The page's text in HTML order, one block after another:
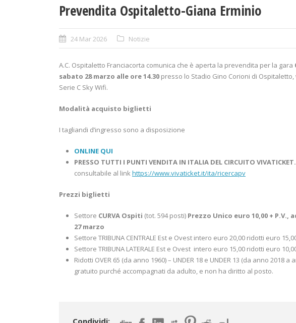
Prevendita Ospitaletto-Giana Erminio
24 Mar 2026 Notizie
A.C. Ospitaletto Franciacorta comunica che è aperta la prevendita per la gara
sabato 28 marzo alle ore 14.30 presso lo Stadio Gino Corioni di
Serie C Sky Wifi.
Modalità acquisto biglietti
I tagliandi d’ingresso sono a disposizione
ONLINE QUI
PRESSO TUTTI I PUNTI VENDITA IN ITALIA DEL CIRCUITO VIVATICKET.
consultabile al linkhttps://www.vivaticket.it/ita/ricercapv
Prezzi biglietti
Settore CURVA Ospiti (tot. 594 posti) Prezzo Unico euro 10,00 +
27 marzo
Settore TRIBUNA CENTRALE Est e Ovest intero euro 20,00 ridotti euro
Settore TRIBUNA LATERALE Est e Ovest intero euro 15,00 ridotti euro
Ridotti OVER 65 (da anno 1960) – UNDER 18 e UNDER 13 (da anno 2018
gratuito purché accompagnati da adulto, e non ha diritto al posto.
Condividi: